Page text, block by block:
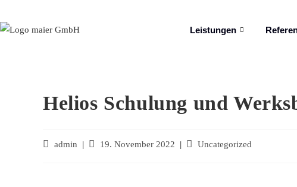
Leistungen
Helios Schulung und
admin 19. November 2022 Uncategorized